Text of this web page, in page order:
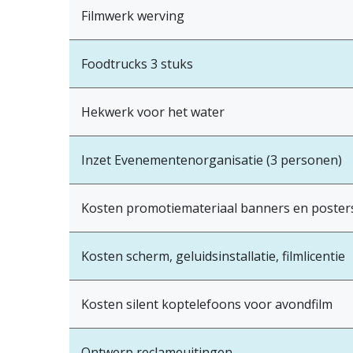
Filmwerk werving
Foodtrucks 3 stuks
Hekwerk voor het water
Inzet Evenementenorganisatie (3 personen)
Kosten promotiemateriaal banners en
Kosten scherm, geluidsinstallatie, filmlicentie
Kosten silent koptelefoons voor avondfilm